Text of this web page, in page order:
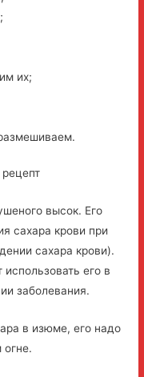
их;
высок. Его
сахара крови при
сахара крови).
его в
заболевания.
в изюме, его надо
огне.